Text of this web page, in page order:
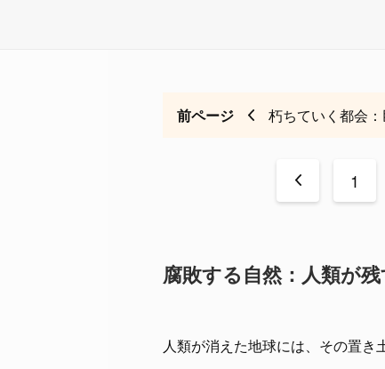
前ページ 朽ちていく都会
< 1
腐敗する自然：人類が残
人類が消えた地球には、その置き